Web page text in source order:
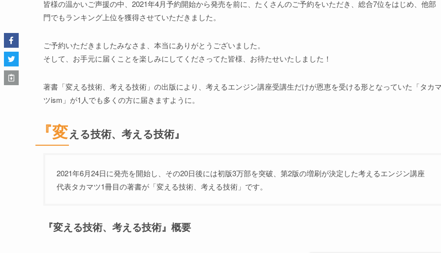
皆様の温かいご声援の中、2021年4月予約開始から発売を前に、たくさんのご予約をいただき、総合7位をはじめ、他部
門でもランキング上位を獲得させていただきました。
ご予約いただきましたみなさま、本当にありがとうございました。
そして、お手元に届くことを楽しみにしてくださってた皆様、お待たせいたしました！
著書「変える技術、考える技術」の出版により、考えるエンジン講座受講生だけが恩恵を受ける形となっていた「タカ
ツism」が1人でも多くの方に届きますように。
『変える技術、考える技術』
2021年6月24日に発売を開始し、その20日後には初版3万部を突破、第2版の増刷が決定した考えるエンジン講座
代表タカマツ1冊目の著書が「変える技術、考える技術」です。
『変える技術、考える技術』概要